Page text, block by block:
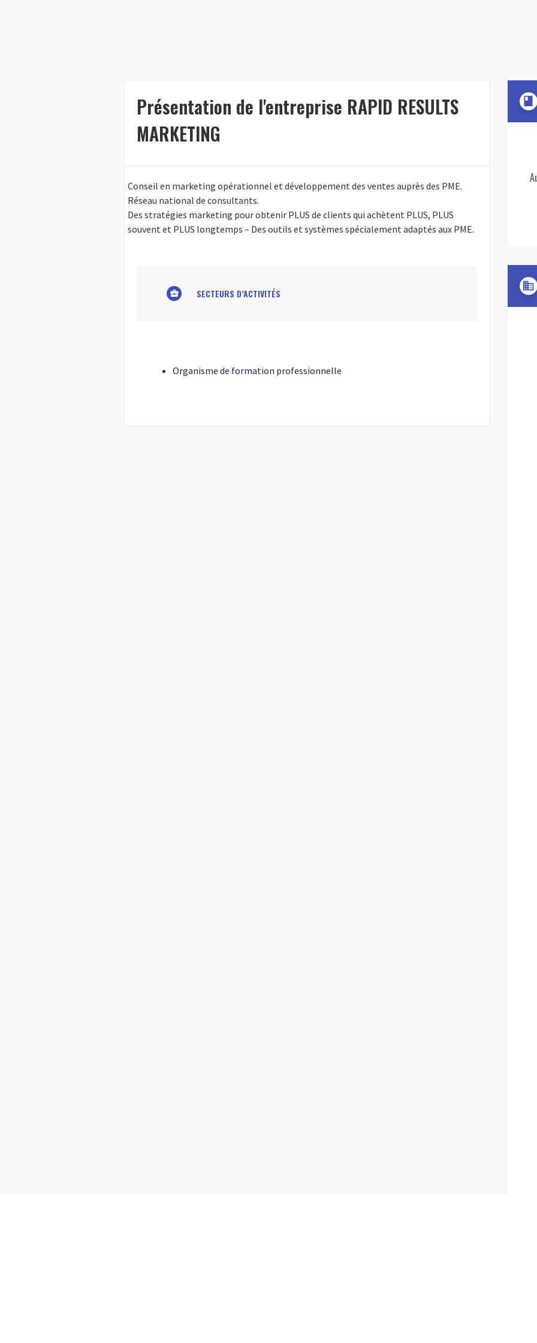
Présentation de l'entreprise RAPID RESULTS
MARKETING
Conseil en marketing opérationnel et développement des ventes auprès des PME.
Réseau national de consultants.
Des stratégies marketing pour obtenir PLUS de clients qui achètent PLUS, PLUS
souvent et PLUS longtemps – Des outils et systèmes spécialement adaptés aux PME.
business_center SECTEURS D’ACTIVITÉS
Organisme de formation professionnelle
book
domain